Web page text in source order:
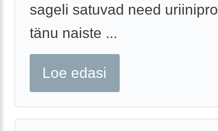
sageli satuvad need
tänu naiste ...
Loe edasi